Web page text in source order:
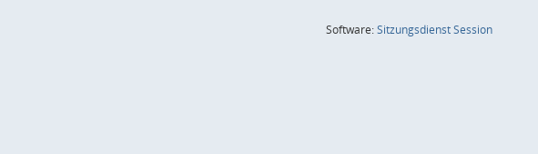
Software:SitzungsdienstSession(Wird in